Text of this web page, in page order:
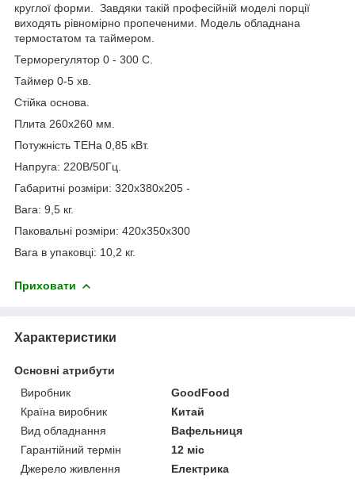
круглої форми. Завдяки такій професійній моделі порції
виходять рівномірно пропеченими. Модель обладнана
термостатом та таймером.
Терморегулятор 0 - 300 С.
Таймер 0-5 хв.
Стійка основа.
Плита 260х260 мм.
Потужність ТЕНа 0,85 кВт.
Напруга: 220В/50Гц.
Габаритні розміри: 320х380х205 -
Вага: 9,5 кг.
Паковальні розміри: 420х350х300
Вага в упаковці: 10,2 кг.
Приховати
Характеристики
Основні атрибути
Виробник
GoodFood
Країна виробник
Китай
Вид обладнання
Вафельниця
Гарантійний термін
12 міс
Джерело живлення
Електрика